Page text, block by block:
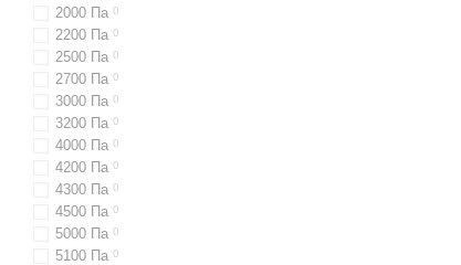
2000 Па 0
2200 Па 0
2500 Па 0
2700 Па 0
3000 Па 0
3200 Па 0
4000 Па 0
4200 Па 0
4300 Па 0
4500 Па 0
5000 Па 0
5100 Па 0